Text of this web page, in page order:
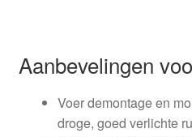
Aanbevelingen
Voer demontage en
droge, goed verlichte